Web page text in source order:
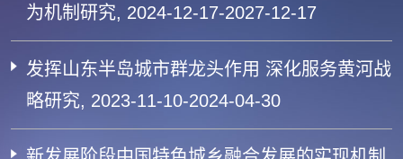
为机制研究, 2024-12-17-2027-12-17
发挥山东半岛城市群龙头作用 深化服务黄河战
略研究, 2023-11-10-2024-04-30